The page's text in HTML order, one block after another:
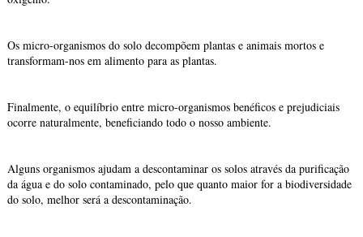
Os micro-organismos do solo decompõem plantas e animais mortos e
transformam-nos em alimento para as plantas.
Finalmente, o equilíbrio entre micro-organismos benéficos e prejudiciais
ocorre naturalmente, beneficiando todo o nosso ambiente.
Alguns organismos ajudam a descontaminar os solos através da purificação
da água e do solo contaminado, pelo que quanto maior for a biodiversidade
do solo, melhor será a descontaminação.